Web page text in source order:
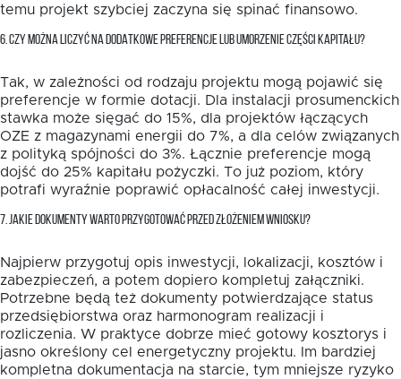
temu projekt szybciej zaczyna się spinać finansowo.
6. CZY MOŻNA LICZYĆ NA DODATKOWE PREFERENCJE LUB UMORZENIE CZĘŚCI KAPITAŁU?
Tak, w zależności od rodzaju projektu mogą pojawić się
preferencje w formie dotacji. Dla instalacji prosumenckich
stawka może sięgać do 15%, dla projektów łączących
OZE z magazynami energii do 7%, a dla celów związanych
z polityką spójności do 3%. Łącznie preferencje mogą
dojść do 25% kapitału pożyczki. To już poziom, który
potrafi wyraźnie poprawić opłacalność całej inwestycji.
7. JAKIE DOKUMENTY WARTO PRZYGOTOWAĆ PRZED ZŁOŻENIEM WNIOSKU?
Najpierw przygotuj opis inwestycji, lokalizacji, kosztów i
zabezpieczeń, a potem dopiero kompletuj załączniki.
Potrzebne będą też dokumenty potwierdzające status
przedsiębiorstwa oraz harmonogram realizacji i
rozliczenia. W praktyce dobrze mieć gotowy kosztorys i
jasno określony cel energetyczny projektu. Im bardziej
kompletna dokumentacja na starcie, tym mniejsze ryzyko